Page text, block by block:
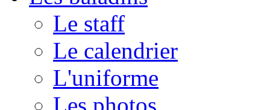
Le staff
Le calendrier
L'uniforme